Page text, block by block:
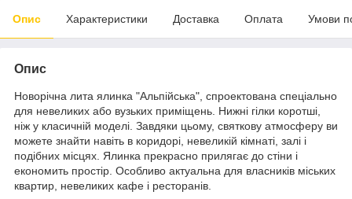
Опис Характеристики Доставка Оплата Умови
Опис
Новорічна лита ялинка "Альпійська", спроектована спеціально
для невеликих або вузьких приміщень. Нижні гілки коротші,
ніж у класичній моделі. Завдяки цьому, святкову атмосферу ви
можете знайти навіть в коридорі, невеликій кімнаті, залі і
подібних місцях. Ялинка прекрасно прилягає до стіни і
економить простір. Особливо актуальна для власників міських
квартир, невеликих кафе і ресторанів.